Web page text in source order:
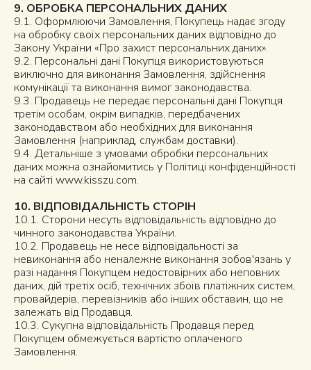
9. ОБРОБКА ПЕРСОНАЛЬНИХ ДАНИХ
9.1. Оформлюючи Замовлення, Покупець надає згоду
на обробку своїх персональних даних відповідно до
Закону України «Про захист персональних даних».
9.2. Персональні дані Покупця використовуються
виключно для виконання Замовлення, здійснення
комунікації та виконання вимог законодавства.
9.3. Продавець не передає персональні дані Покупця
третім особам, окрім випадків, передбачених
законодавством або необхідних для виконання
Замовлення (наприклад, службам доставки).
9.4. Детальніше з умовами обробки персональних
даних можна ознайомитись у Політиці конфіденційності
на сайті www.kisszu.com.
10. ВІДПОВІДАЛЬНІСТЬ СТОРІН
10.1. Сторони несуть відповідальність відповідно до
чинного законодавства України.
10.2. Продавець не несе відповідальності за
невиконання або неналежне виконання зобов'язань у
разі надання Покупцем недостовірних або неповних
даних, дій третіх осіб, технічних збоїв платіжних систем,
провайдерів, перевізників або інших обставин, що не
залежать від Продавця.
10.3. Сукупна відповідальність Продавця перед
Покупцем обмежується вартістю оплаченого
Замовлення.